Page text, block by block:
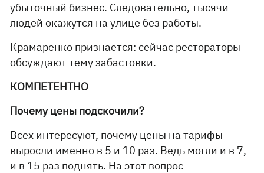
убыточный бизнес. Следовательно, тысячи
людей окажутся на улице без работы.
Крамаренко признается: сейчас рестораторы
обсуждают тему забастовки.
КОМПЕТЕНТНО
Почему цены подскочили?
Всех интересуют, почему цены на тарифы
выросли именно в 5 и 10 раз. Ведь могли и в 7,
и в 15 раз поднять. На этот вопрос